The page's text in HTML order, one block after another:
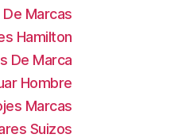
De Marcas
Hamilton
De Marca
Hombre
Marcas
Suizos